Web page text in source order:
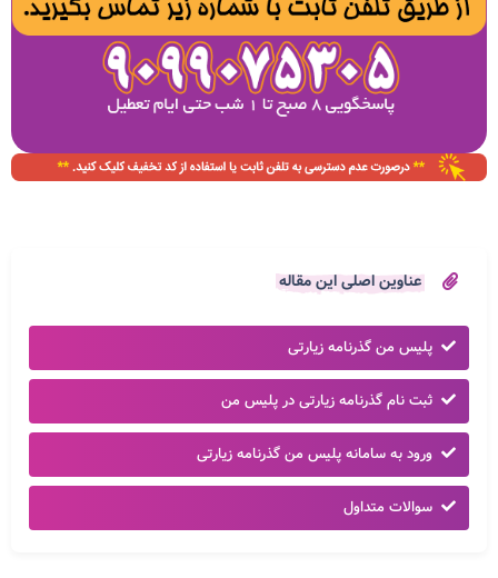
عناوین اصلی این مقاله
پلیس من گذرنامه زیارتی
ثبت نام گذرنامه زیارتی در پلیس من
ورود به سامانه پلیس من گذرنامه زیارتی
سوالات متداول